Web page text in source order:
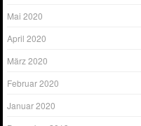
Mai 2020
April 2020
März 2020
Februar 2020
Januar 2020